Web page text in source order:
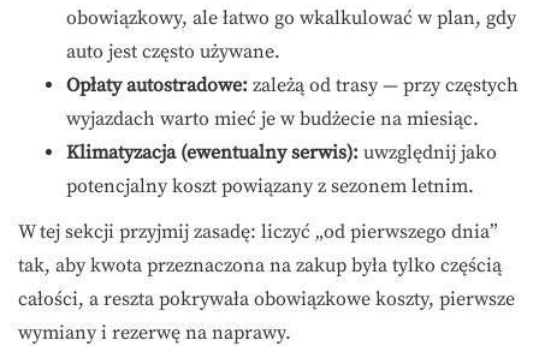
obowiązkowy, ale łatwo go wkalkulować w plan, gdy
auto jest często używane.
Opłaty autostradowe: zależą od trasy — przy częstych
wyjazdach warto mieć je w budżecie na miesiąc.
Klimatyzacja (ewentualny serwis): uwzględnij jako
potencjalny koszt powiązany z sezonem letnim.
W tej sekcji przyjmij zasadę: liczyć „od pierwszego dnia”
tak, aby kwota przeznaczona na zakup była tylko częścią
całości, a reszta pokrywała obowiązkowe koszty, pierwsze
wymiany i rezerwę na naprawy.